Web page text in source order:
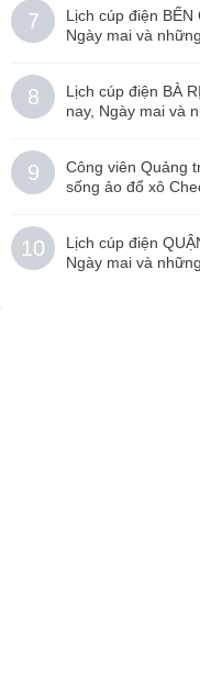
7
Lịch cúp điện BẾN
Ngày mai và
8
Lịch cúp điện BÀ
nay, Ngày mai và
9
Công viên Quảng
sống ảo đổ xô
10
Lịch cúp điện
Ngày mai và